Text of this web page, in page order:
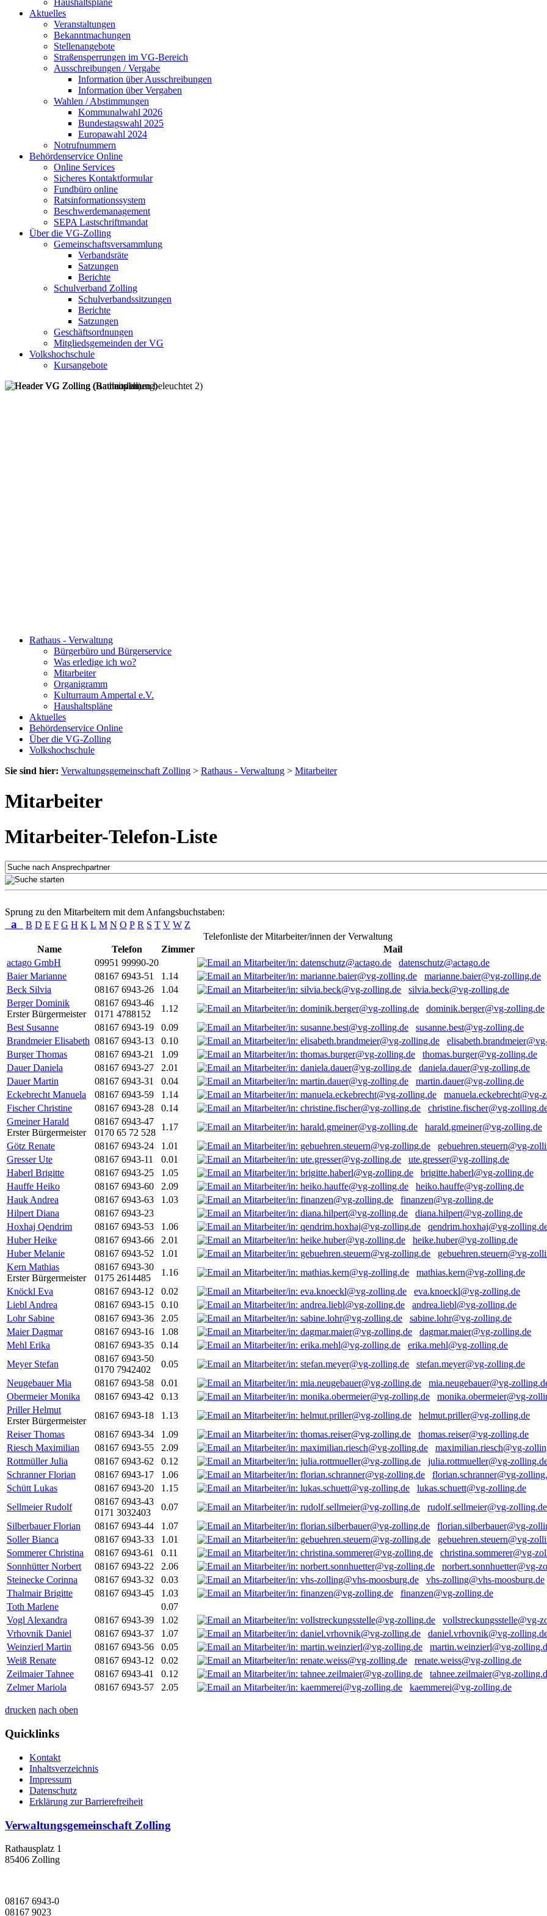
Haushaltspläne
Aktuelles
Veranstaltungen
Bekanntmachungen
Stellenangebote
Straßensperrungen im VG-Bereich
Ausschreibungen / Vergabe
Information über Ausschreibungen
Information über Vergaben
Wahlen / Abstimmungen
Kommunalwahl 2026
Bundestagswahl 2025
Europawahl 2024
Notrufnummern
Behördenservice Online
Online Services
Sicheres Kontaktformular
Fundbüro online
Ratsinformationssystem
Beschwerdemanagement
SEPA Lastschriftmandat
Über die VG-Zolling
Gemeinschaftsversammlung
Verbandsräte
Satzungen
Berichte
Schulverband Zolling
Schulverbandssitzungen
Berichte
Satzungen
Geschäftsordnungen
Mitgliedsgemeinden der VG
Volkshochschule
Kursangebote
Rathaus - Verwaltung
Bürgerbüro und Bürgerservice
Was erledige ich wo?
Mitarbeiter
Organigramm
Kulturraum Ampertal e.V.
Haushaltspläne
Aktuelles
Behördenservice Online
Über die VG-Zolling
Volkshochschule
Sie sind hier: Verwaltungsgemeinschaft Zolling > Rathaus - Verwaltung > Mitarbeiter
Mitarbeiter
Mitarbeiter-Telefon-Liste
Sprung zu den Mitarbeitern mit dem Anfangsbuchstaben:
a B D E F G H K L M N O P R S T V W Z
Telefonliste der Mitarbeiter/innen der Verwaltung
Name
Telefon Zimmer
Mail
actago GmbH
09951 99990-20
datenschutz@actago.de
Baier Marianne
08167 6943-51 1.14
marianne.baier@vg-zolling.de
Beck Silvia
08167 6943-26 1.04
silvia.beck@vg-zolling.de
Berger Dominik
Erster Bürgermeister
08167 6943-46
0171 4788152
1.12
dominik.berger@vg-zolling.de
Best Susanne
08167 6943-19 0.09
susanne.best@vg-zolling.de
Brandmeier Elisabeth 08167 6943-13 0.10
Burger Thomas
08167 6943-21 1.09
thomas.burger@vg-zolling.de
Dauer Daniela
08167 6943-27 2.01
daniela.dauer@vg-zolling.de
Dauer Martin
08167 6943-31 0.04
martin.dauer@vg-zolling.de
Eckebrecht Manuela
08167 6943-59 1.14
manuela.eckebrecht@vg-
Fischer Christine
08167 6943-28 0.14
christine.fischer@vg-
Gmeiner Harald
Erster Bürgermeister
08167 6943-47
0170 65 72 528
1.17
harald.gmeiner@vg-zolling.de
Götz Renate
08167 6943-24 1.01
gebuehren.steuern@vg-
Gresser Ute
08167 6943-11 0.01
ute.gresser@vg-zolling.de
Haberl Brigitte
08167 6943-25 1.05
brigitte.haberl@vg-zolling.de
Hauffe Heiko
08167 6943-60 2.09
heiko.hauffe@vg-zolling.de
Hauk Andrea
08167 6943-63 1.03
finanzen@vg-zolling.de
Hilpert Diana
08167 6943-23
diana.hilpert@vg-zolling.de
Hoxhaj Qendrim
08167 6943-53 1.06
qendrim.hoxhaj@vg-
Huber Heike
08167 6943-66 2.01
heike.huber@vg-zolling.de
Huber Melanie
08167 6943-52 1.01
gebuehren.steuern@vg-
Kern Mathias
Erster Bürgermeister
08167 6943-30
0175 2614485
1.16
mathias.kern@vg-zolling.de
Knöckl Eva
08167 6943-12 0.02
eva.knoeckl@vg-zolling.de
Liebl Andrea
08167 6943-15 0.10
andrea.liebl@vg-zolling.de
Lohr Sabine
08167 6943-36 2.05
sabine.lohr@vg-zolling.de
Maier Dagmar
08167 6943-16 1.08
dagmar.maier@vg-zolling.de
Mehl Erika
08167 6943-35 0.14
erika.mehl@vg-zolling.de
Meyer Stefan
08167 6943-50
0170 7942402
0.05
stefan.meyer@vg-zolling.de
Neugebauer Mia
08167 6943-58 0.01
mia.neugebauer@vg-
Obermeier Monika
08167 6943-42 0.13
monika.obermeier@vg-
Priller Helmut
Erster Bürgermeister
08167 6943-18 1.13
helmut.priller@vg-zolling.de
Reiser Thomas
08167 6943-34 1.09
thomas.reiser@vg-zolling.de
Riesch Maximilian
08167 6943-55 2.09
maximilian.riesch@vg-
Rottmüller Julia
08167 6943-62 0.12
julia.rottmueller@vg-
Schranner Florian
08167 6943-17 1.06
florian.schranner@vg-
Schütt Lukas
08167 6943-20 1.15
lukas.schuett@vg-zolling.de
Sellmeier Rudolf
08167 6943-43
0171 3032403
0.07
rudolf.sellmeier@vg-zolling.de
Silberbauer Florian
08167 6943-44 1.07
florian.silberbauer@vg-
Soller Bianca
08167 6943-33 1.01
gebuehren.steuern@vg-
Sommerer Christina
08167 6943-61 0.11
christina.sommerer@vg-
Sonnhütter Norbert
08167 6943-22 2.06
norbert.sonnhuetter@vg-
Steinecke Corinna
08167 6943-32 0.03
vhs-zolling@vhs-moosburg.de
Thalmair Brigitte
08167 6943-45 1.03
finanzen@vg-zolling.de
Toth Marlene
0.07
Vogl Alexandra
08167 6943-39 1.02
vollstreckungsstelle@vg-
Vrhovnik Daniel
08167 6943-37 1.07
daniel.vrhovnik@vg-
Weinzierl Martin
08167 6943-56 0.05
martin.weinzierl@vg-
Weiß Renate
08167 6943-12 0.02
renate.weiss@vg-zolling.de
Zeilmaier Tahnee
08167 6943-41 0.12
tahnee.zeilmaier@vg-
Zelmer Mariola
08167 6943-57 2.05 kaemmerei@vg-zolling.de
drucken nach oben
Quicklinks
Kontakt
Inhaltsverzeichnis
Impressum
Datenschutz
Erklärung zur Barrierefreiheit
Verwaltungsgemeinschaft Zolling
Rathausplatz 1
85406 Zolling
08167 6943-0
08167 9023